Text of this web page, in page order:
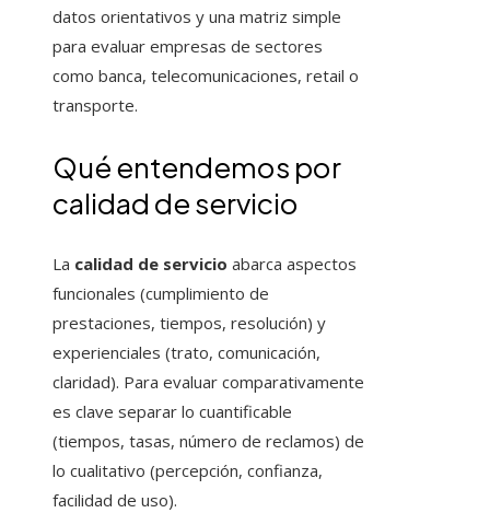
datos orientativos y una matriz simple
para evaluar empresas de sectores
como banca, telecomunicaciones, retail o
transporte.
Qué entendemos por
calidad de servicio
La calidad de servicio abarca aspectos
funcionales (cumplimiento de
prestaciones, tiempos, resolución) y
experienciales (trato, comunicación,
claridad). Para evaluar comparativamente
es clave separar lo cuantificable
(tiempos, tasas, número de reclamos) de
lo cualitativo (percepción, confianza,
facilidad de uso).